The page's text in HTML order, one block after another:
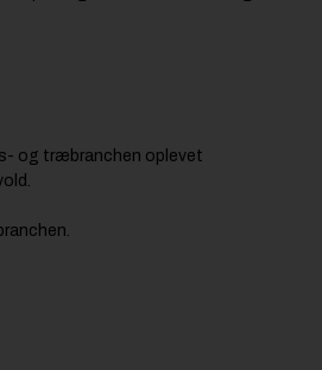
og træbranchen oplevet